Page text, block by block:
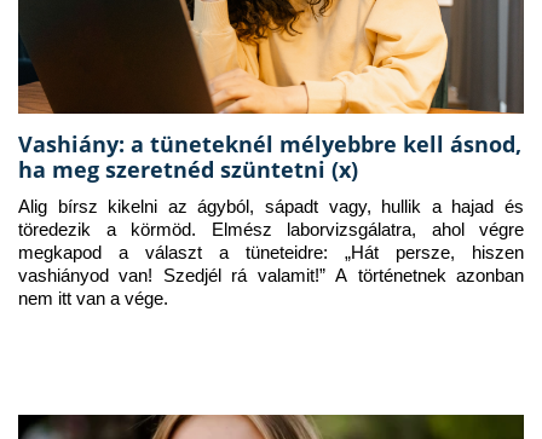
Vashiány: a tüneteknél mélyebbre kell ásnod,
ha meg szeretnéd szüntetni (x)
Alig bírsz kikelni az ágyból, sápadt vagy, hullik a hajad és
töredezik a körmöd. Elmész laborvizsgálatra, ahol végre
megkapod a választ a tüneteidre: „Hát persze, hiszen
vashiányod van! Szedjél rá valamit!” A történetnek azonban
nem itt van a vége.